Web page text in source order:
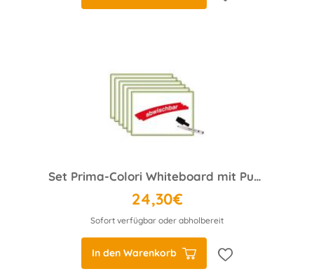
Set Prima-Colori Whiteboard mit Punktraster und Blanko A4, 6 Stück
24,30€
Sofort verfügbar oder abholbereit
In den Warenkorb